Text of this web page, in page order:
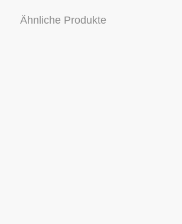
Ähnliche Produkte